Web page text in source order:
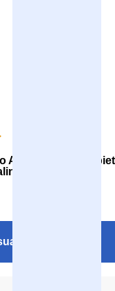
Aqualine 18 con
- nuovo
il prodotto